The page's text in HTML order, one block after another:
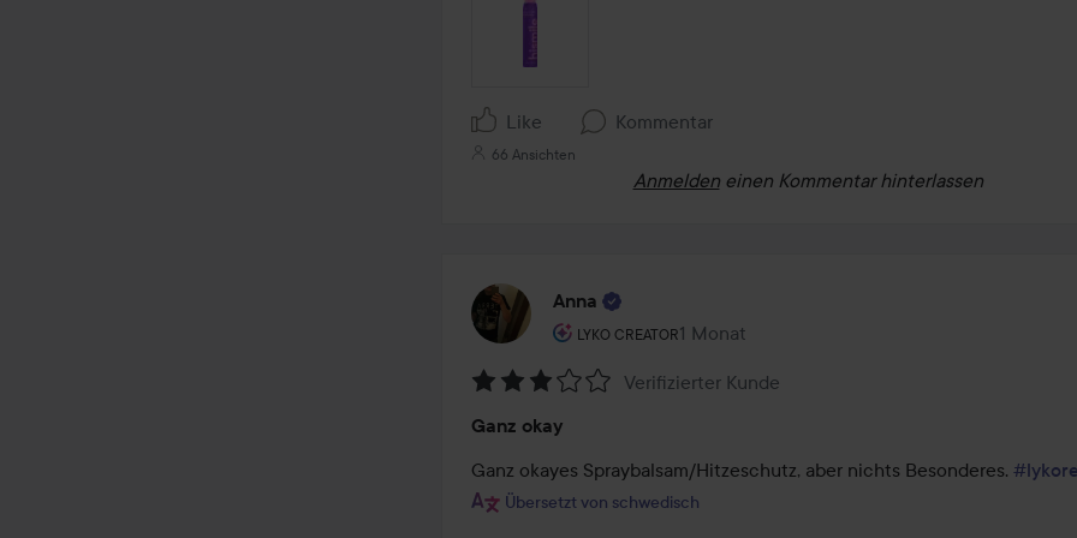
Like Kommentar
66 Ansichten
Anmelden einen Kommentar hinterlassen
Anna
LYKO CREATOR
Rolle des Benutzers: Lyko Creator.
1 Monat
Der Beitrag wurde 1 Monat erstellt
3
von
5
Verifizierter Kunde
Ganz okay
Ganz okayes Spraybalsam/Hitzeschutz, aber nichts Besonderes.
Übersetzt von schwedisch